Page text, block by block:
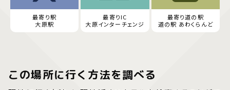
最寄り駅
大原駅
最寄りIC
大原インターチェンジ
最寄り道の駅
道の駅 あわくらんど
この場所に行く方法を調べる